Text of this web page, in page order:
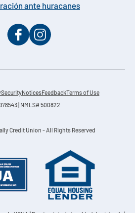
ante huracanes
SecurityNoticesFeedback Terms of Use
| NMLS# 500822
Credit Union - All Rights Reserved